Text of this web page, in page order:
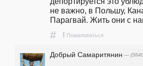
не важно, в Польшу,
Парагвай. Жить они с
# ! Пожаловаться
Добрый Самаритянин —